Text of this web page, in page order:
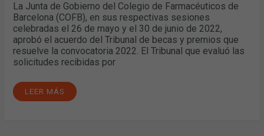
La Junta de Gobierno del Colegio de Farmacéuticos de
Barcelona (COFB), en sus respectivas sesiones
celebradas el 26 de mayo y el 30 de junio de 2022,
aprobó el acuerdo del Tribunal de becas y premios que
resuelve la convocatoria 2022. El Tribunal que evaluó las
solicitudes recibidas por
LEER MÁS